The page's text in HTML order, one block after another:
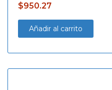
$950.27
Añadir al carrito